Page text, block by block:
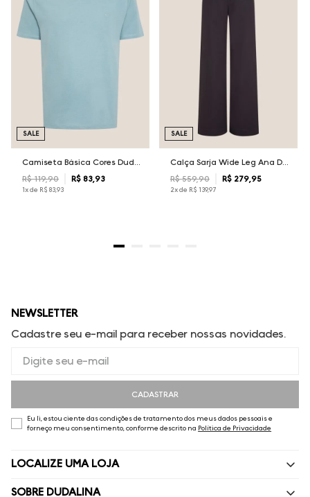
R$ 119,90 R$ 83, 93
1x de R$ 83,93
SALE
Calça Sarja Wide Leg Ana Dudalina Feminina
R$ 559,90 R$ 279, 95
2x de R$ 139,97
SALE
NEWSLETTER
Cadastre seu e-mail para receber nossas novidades.
CADASTRAR
Eu li, estou ciente das condições de tratamento dos meus dados pessoais e
forneço meu consentimento, conforme descrito na Política de Privacidade
LOCALIZE UMA LOJA
SOBRE DUDALINA